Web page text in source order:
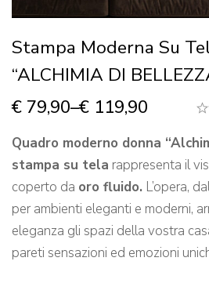
Stampa Moderna Su
“ALCHIMIA DI
€ 79,90–€ 119,90
Quadro moderno donna
stampa su tela rappresenta il
coperto da oro fluido. L’opera,
per ambienti eleganti e moderni,
eleganza gli spazi della vostra
pareti sensazioni ed emozioni